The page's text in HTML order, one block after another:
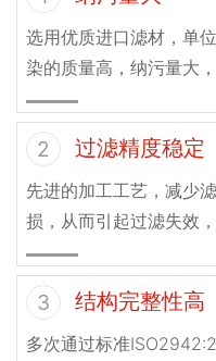
选用优质进口滤材，单
染的质量高，纳污量大，
2 过滤精度稳定
先进的加工工艺，减少
损，从而引起过滤失效
3 结构完整性高
多次通过标准